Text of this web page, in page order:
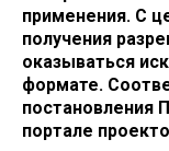
применения. С
получения
оказываться
формате.
постановления
портале